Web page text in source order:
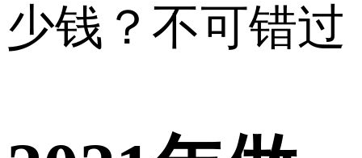
少钱？不可错过